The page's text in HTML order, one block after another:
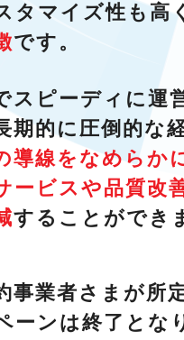
タマイズ性も高
です。
スピーディに運
期的に圧倒的な
導線をなめらか
ービスや品質改
することができ
事業者さまが所
ーンは終了とな